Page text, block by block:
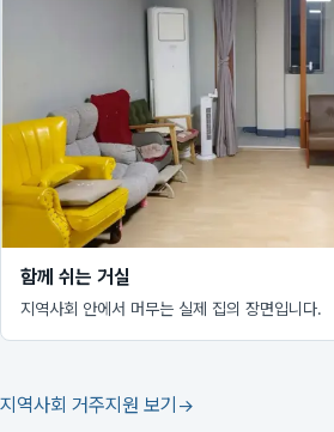
함께 쉬는 거실
지역사회 안에서 머무는 실제 집의 장면입니다.
지역사회 거주지원 보기